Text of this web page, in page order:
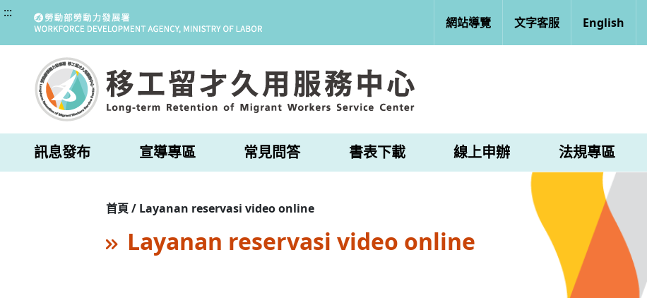
:::
網站導覽 文字客服 English
訊息發布 宣導專區 常見問答 書表下載 線上申辦 法規專區
首頁 / Layanan reservasi video online
Layanan reservasi video online